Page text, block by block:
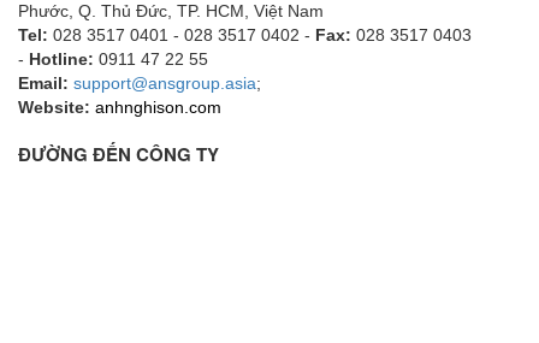
Phước, Q. Thủ Đức, TP. HCM , Việt Nam
Tel: 028 3517 0401 - 028 3517 0402 - Fax: 028 3517 0403
- Hotline: 0911 47 22 55
Email: support@ansgroup.asia;
Website: anhnghison.com
ĐƯỜNG ĐẾN CÔNG TY